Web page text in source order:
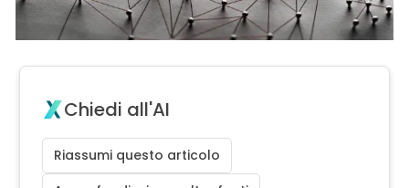
Chiedi all'AI
Riassumi questo articolo